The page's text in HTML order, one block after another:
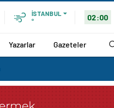
İSTANBUL
°
02:00
Yazarlar Gazeteler